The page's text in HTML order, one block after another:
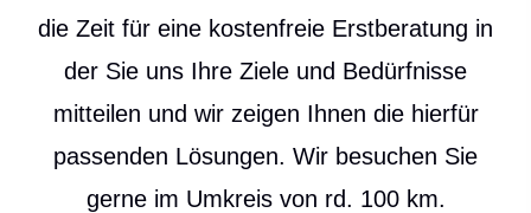
die Zeit für eine kostenfreie Erstberatung in
der Sie uns Ihre Ziele und Bedürfnisse
mitteilen und wir zeigen Ihnen die hierfür
passenden Lösungen. Wir besuchen Sie
gerne im Umkreis von rd. 100 km.